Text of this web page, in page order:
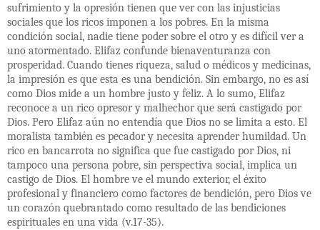
sufrimiento y la opresión tienen que ver con las injusticias
sociales que los ricos imponen a los pobres. En la misma
condición social, nadie tiene poder sobre el otro y es difícil ver a
uno atormentado. Elifaz confunde bienaventuranza con
prosperidad. Cuando tienes riqueza, salud o médicos y medicinas,
la impresión es que esta es una bendición. Sin embargo, no es así
como Dios mide a un hombre justo y feliz. A lo sumo, Elifaz
reconoce a un rico opresor y malhechor que será castigado por
Dios. Pero Elifaz aún no entendía que Dios no se limita a esto. El
moralista también es pecador y necesita aprender humildad. Un
rico en bancarrota no significa que fue castigado por Dios, ni
tampoco una persona pobre, sin perspectiva social, implica un
castigo de Dios. El hombre ve el mundo exterior, el éxito
profesional y financiero como factores de bendición, pero Dios ve
un corazón quebrantado como resultado de las bendiciones
espirituales en una vida (v.17-35).